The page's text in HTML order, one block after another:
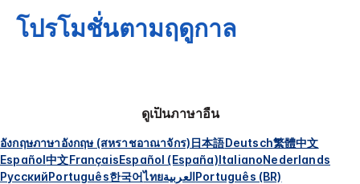
โปรโมชั่นตามฤดูกาล
ดูเป็นภาษาอื่น
อังกฤษภาษาอังกฤษ (สหราชอาณาจักร)日本語Deutsch繁體中文
Español中文FrançaisEspañol (España)ItalianoNederlands
РусскийPortuguês한국어ไทยالعربيةPortuguês (BR)